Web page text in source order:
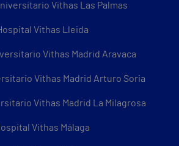
Vithas Las Palmas
Vithas Lleida
Vithas Madrid Aravaca
Vithas Madrid Arturo Soria
Vithas Madrid La Milagrosa
Vithas Málaga